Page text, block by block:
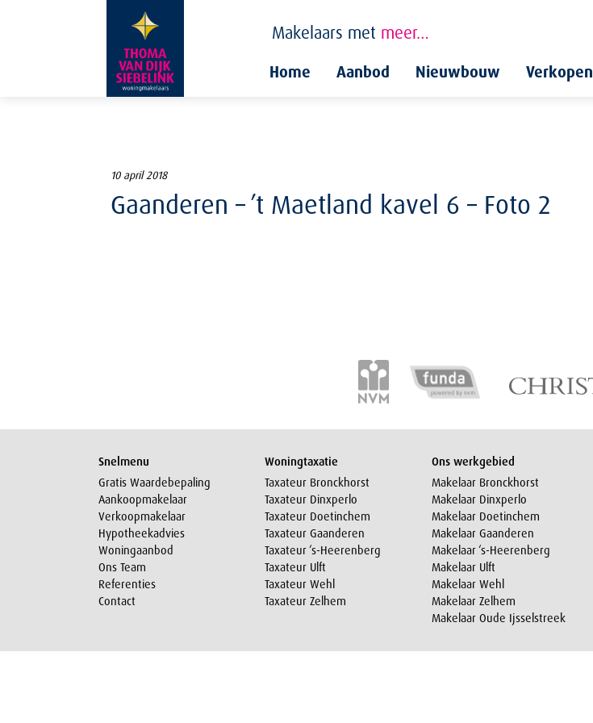
Makelaars met meer…
Home Aanbod Nieuwbouw Verkopen
10 april 2018
Gaanderen – ’t Maetland kavel 6 – Foto 2
Snelmenu
Gratis Waardebepaling
Aankoopmakelaar
Verkoopmakelaar
Hypotheekadvies
Woningaanbod
Ons Team
Referenties
Contact
Woningtaxatie
Taxateur Bronckhorst
Taxateur Dinxperlo
Taxateur Doetinchem
Taxateur Gaanderen
Taxateur ‘s-Heerenberg
Taxateur Ulft
Taxateur Wehl
Taxateur Zelhem
Ons werkgebied
Makelaar Bronckhorst
Makelaar Dinxperlo
Makelaar Doetinchem
Makelaar Gaanderen
Makelaar ‘s-Heerenberg
Makelaar Ulft
Makelaar Wehl
Makelaar Zelhem
Makelaar Oude Ijsselstreek